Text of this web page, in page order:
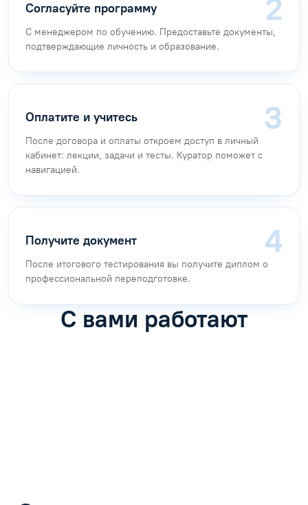
Согласуйте программу
С менеджером по обучению. Предоставьте документы,
подтверждающие личность и образование.
Оплатите и учитесь
После договора и оплаты откроем доступ в личный
кабинет: лекции, задачи и тесты. Куратор поможет с
навигацией.
Получите документ
После итогового тестирования вы получите диплом о
профессиональной переподготовке.
С вами работают